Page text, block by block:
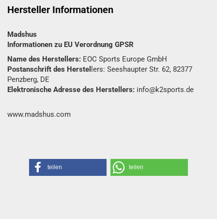
Hersteller Informationen
Madshus
Informationen zu EU Verordnung GPSR
Name des Herstellers: EOC Sports Europe GmbH
Postanschrift des Herstel lers: Seeshaupter Str. 62, 82377
Penzberg, DE
Elektronische Adresse des Herstellers: info@k2sports.de
www.madshus.com
teilen teilen